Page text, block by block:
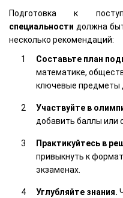
Подготовка к
специальности должна
несколько рекомендаций:
Составьте план
математике,
ключевые предметы
Участвуйте в
добавить баллы или
Практикуйтесь в
привыкнуть к
экзаменах.
Углубляйте знания.